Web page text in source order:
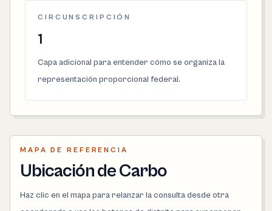
CIRCUNSCRIPCIÓN
1
Capa adicional para entender cómo se organiza la
representación proporcional federal.
MAPA DE REFERENCIA
Ubicación de Carbo
Haz clic en el mapa para relanzar la consulta desde otra